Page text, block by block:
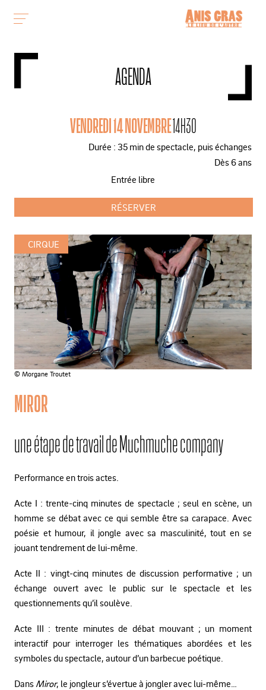
AGENDA
VENDREDI 14 NOVEMBRE14H30
Durée : 35 min de spectacle, puis échanges
Dès 6 ans
Entrée libre
RÉSERVER
CIRQUE
© Morgane Troutet
MIROR
une étape de travail de Muchmuche company
Performance en trois actes.
Acte I : trente-cinq minutes de spectacle ; seul en scène, un
homme se débat avec ce qui semble être sa carapace. Avec
poésie et humour, il jongle avec sa masculinité, tout en se
jouant tendrement de lui-même.
Acte II : vingt-cinq minutes de discussion performative ; un
échange ouvert avec le public sur le spectacle et les
questionnements qu’il soulève.
Acte III : trente minutes de débat mouvant ; un moment
interactif pour interroger les thématiques abordées et les
symboles du spectacle, autour d’un barbecue poétique.
Dans Miror, le jongleur s’évertue à jongler avec lui-même…